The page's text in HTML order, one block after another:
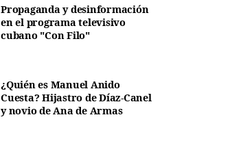
Propaganda y desinformación
en el programa televisivo
cubano "Con Filo"
¿Quién es Manuel Anido
Cuesta? Hijastro de Díaz-Canel
y novio de Ana de Armas